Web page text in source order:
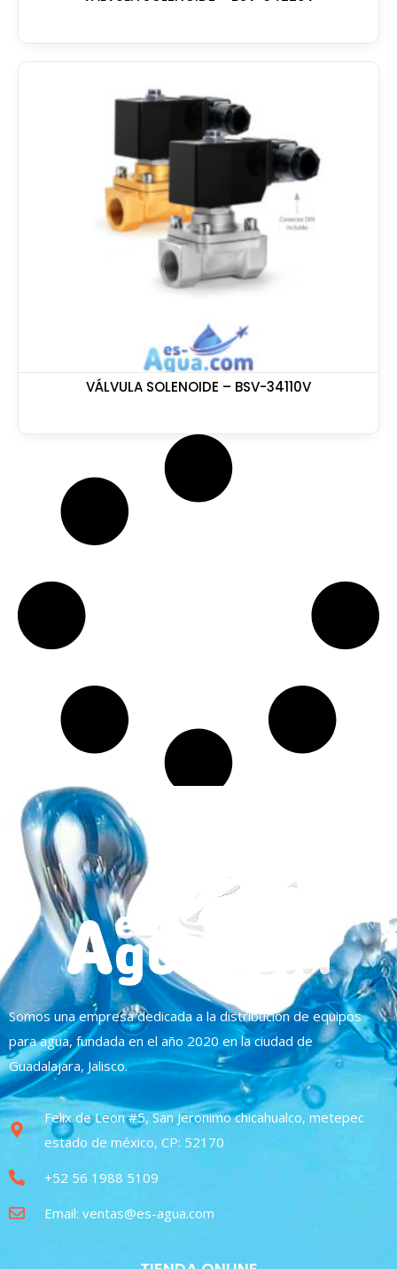
VÁLVULA SOLENOIDE – BSV-34110V
Somos una empresa dedicada a la distribución de equipos
para agua, fundada en el año 2020 en la ciudad de
Guadalajara, Jalisco.
Felix de Leon #5, San Jeronimo chicahualco, metepec
estado de méxico, CP: 52170
+52 56 1988 5109
Email: ventas@es-agua.com